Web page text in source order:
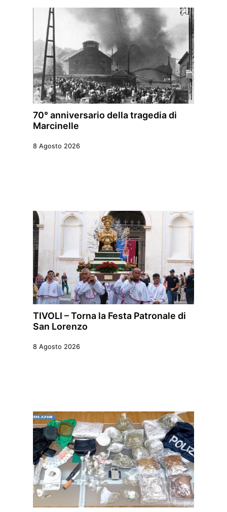
70° anniversario della tragedia di
Marcinelle
8 Agosto 2026
TIVOLI – Torna la Festa Patronale di
San Lorenzo
8 Agosto 2026